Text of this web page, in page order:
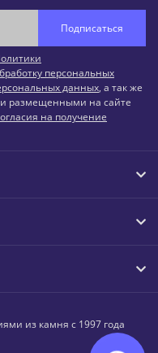
Подписаться
персональных
данных, а так же
размещенными на сайте
на получение
из камня с 1997 года